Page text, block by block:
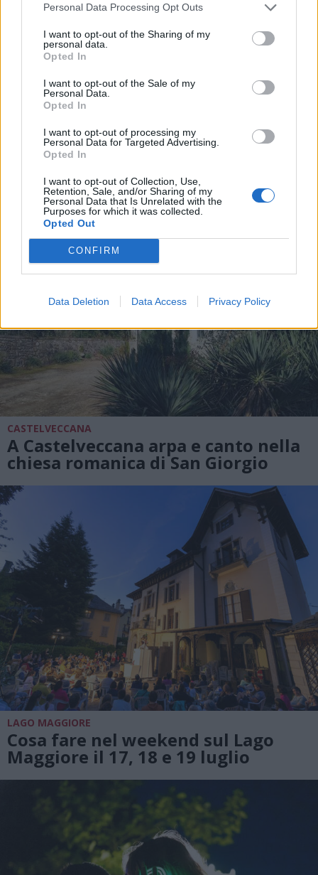
Personal Data Processing Opt Outs
I want to opt-out of the Sharing of my
personal data.
Opted In
I want to opt-out of the Sale of my
Personal Data.
Opted In
I want to opt-out of processing my
Personal Data for Targeted Advertising.
Opted In
I want to opt-out of Collection, Use,
Retention, Sale, and/or Sharing of my
Personal Data that Is Unrelated with the
Purposes for which it was collected.
Opted Out
CONFIRM
Data Deletion Data Access Privacy Policy
LAGO MAGGIORE
Cosa fare nel weekend sul Lago
Maggiore il 24, 25, 26 luglio
CASTELVECCANA
A Castelveccana arpa e canto nella
chiesa romanica di San Giorgio
LAGO MAGGIORE
Cosa fare nel weekend sul Lago
Maggiore il 17, 18 e 19 luglio